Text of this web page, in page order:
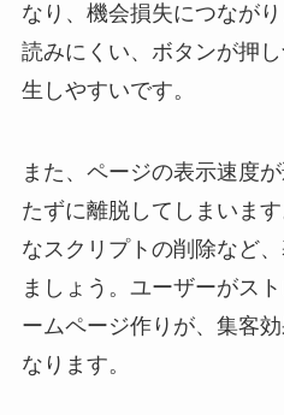
なり、機会損失につなが
読みにくい、ボタンが押
生しやすいです。
また、ページの表示速度
たずに離脱してしまいま
なスクリプトの削除など
ましょう。ユーザーがス
ームページ作りが、集客
なります。